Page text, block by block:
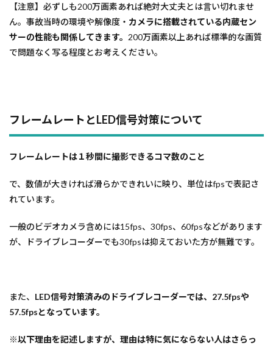
【注意】必ずしも200万画素あれば絶対大丈夫とは言い切れませ
ん。事故当時の環境や解像度・ カメラに搭載されている内蔵セン
サーの性能も関係してきます。 200万画素以上あれば標準的な画質
で問題なく写る程度とお考えください。
フレームレートとLED信号対策について
フレームレートは１秒間に撮影できるコマ数のこと
で、数値が大きければ滑らかできれいに映り、単位はfpsで表記さ
れています。
一般のビデオカメラ含めには15fps、30fps、60fpsなどがあります
が、ドライブレコーダーでも30fpsは抑えておいた方が無難です。
また、 LED信号対策済みのドライブレコーダーでは、27.5fpsや
57.5fpsとなっています。
※以下理由を記述しますが、理由は特に気にならない人はさらっ